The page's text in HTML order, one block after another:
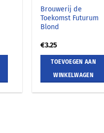
Brouwerij de
Toekomst Futurum
Blond
€3.25
TOEVOEGEN AAN
WINKELWAGEN